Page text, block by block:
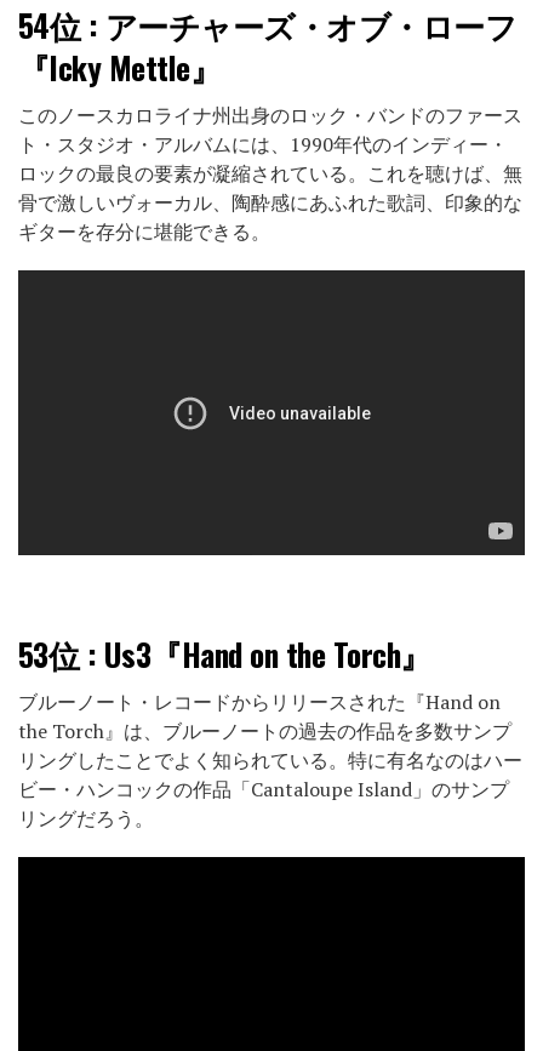
54位 : アーチャーズ・オブ・ローフ
『Icky Mettle』
このノースカロライナ州出身のロック・バンドのファース
ト・スタジオ・アルバムには、1990年代のインディー・
ロックの最良の要素が凝縮されている。これを聴けば、無
骨で激しいヴォーカル、陶酔感にあふれた歌詞、印象的な
ギターを存分に堪能できる。
53位 : Us3『Hand on the Torch』
ブルーノート・レコードからリリースされた『Hand on
the Torch』は、ブルーノートの過去の作品を多数サンプ
リングしたことでよく知られている。特に有名なのはハー
ビー・ハンコックの作品「Cantaloupe Island」のサンプ
リングだろう。